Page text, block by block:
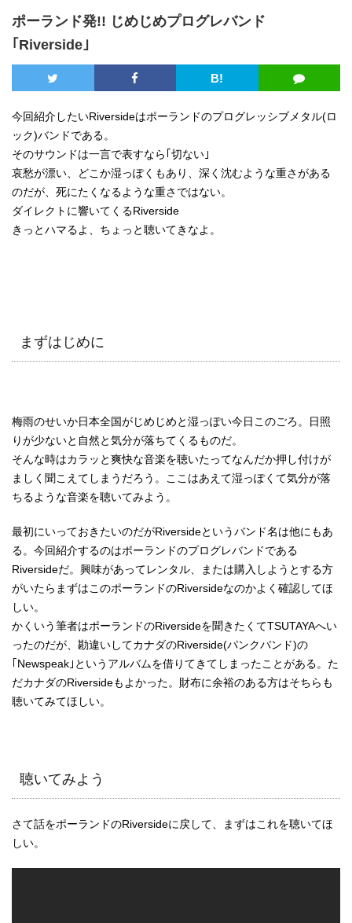
ポーランド発!! じめじめプログレバンド
｢Riverside｣
B!
今回紹介したいRiversideはポーランドのプログレッシブメタル(ロ
ック)バンドである。
そのサウンドは一言で表すなら｢切ない｣
哀愁が漂い、どこか湿っぽくもあり、深く沈むような重さがある
のだが、死にたくなるような重さではない。
ダイレクトに響いてくるRiverside
きっとハマるよ、ちょっと聴いてきなよ。
まずはじめに
梅雨のせいか日本全国がじめじめと湿っぽい今日このごろ。日照
りが少ないと自然と気分が落ちてくるものだ。
そんな時はカラッと爽快な音楽を聴いたってなんだか押し付けが
ましく聞こえてしまうだろう。ここはあえて湿っぽくて気分が落
ちるような音楽を聴いてみよう。
最初にいっておきたいのだがRiversideというバンド名は他にもあ
る。今回紹介するのはポーランドのプログレバンドである
Riversideだ。興味があってレンタル、または購入しようとする方
がいたらまずはこのポーランドのRiversideなのかよく確認してほ
しい。
かくいう筆者はポーランドのRiversideを聞きたくてTSUTAYAへい
ったのだが、勘違いしてカナダのRiverside(パンクバンド)の
｢Newspeak｣というアルバムを借りてきてしまったことがある。た
だカナダのRiversideもよかった。財布に余裕のある方はそちらも
聴いてみてほしい。
聴いてみよう
さて話をポーランドのRiversideに戻して、まずはこれを聴いてほ
しい。